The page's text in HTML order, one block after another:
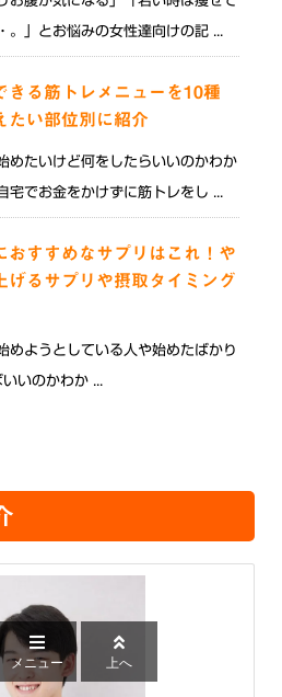
。」とお悩みの女性達向けの記 ...
きる筋トレメニューを10種
たい部位別に紹介
めたいけど何をしたらいいのかわか
宅でお金をかけずに筋トレをし ...
おすすめなサプリはこれ！や
げるサプリや摂取タイミング
めようとしている人や始めたばかり
いのかわか ...
メニュー 上へ